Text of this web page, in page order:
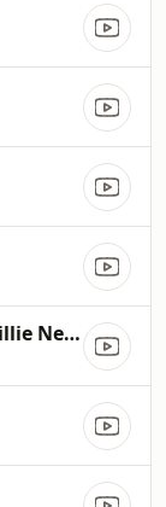
Luckenbach, Texas ft. Willie Nelson